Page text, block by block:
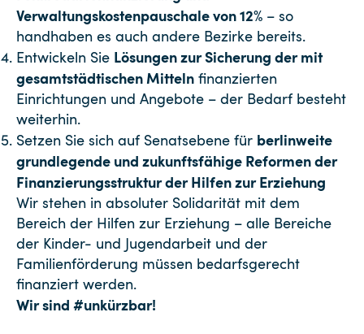
Verwaltungskostenpauschale von 12% – so
handhaben es auch andere Bezirke bereits.
Entwickeln Sie Lösungen zur Sicherung der mit
gesamtstädtischen Mitteln finanzierten
Einrichtungen und Angebote – der Bedarf besteht
weiterhin.
Setzen Sie sich auf Senatsebene für berlinweite
grundlegende und zukunftsfähige Reformen der
Finanzierungsstruktur der Hilfen zur Erziehung
Wir stehen in absoluter Solidarität mit dem
Bereich der Hilfen zur Erziehung – alle Bereiche
der Kinder- und Jugendarbeit und der
Familienförderung müssen bedarfsgerecht
finanziert werden.
Wir sind #unkürzbar!